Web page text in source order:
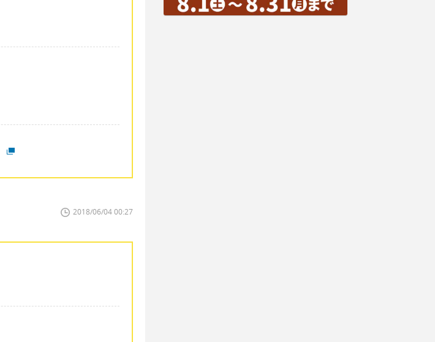
2018/06/04 00:27